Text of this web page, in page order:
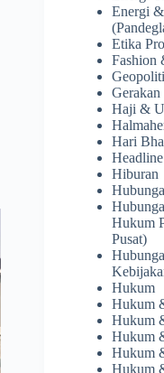
Energi
Etika
Fashion
Haji &
Hari
Headline
Hiburan
Hukum
Pusat)
Hukum
Hukum
Hukum
Hukum
Hukum
Hukum